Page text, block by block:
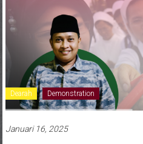
Dearah Demonstration
Januari 16, 2025